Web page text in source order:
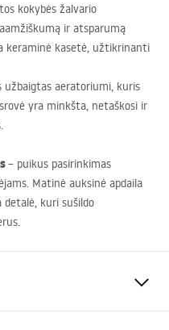
kokybės žalvario
ir atsparumą
keraminė kasetė, užtikrinanti
užbaigtas aeratoriumi, kuris
yra minkšta, netaškosi ir
– puikus pasirinkimas
Matinė auksinė apdaila
kuri sušildo